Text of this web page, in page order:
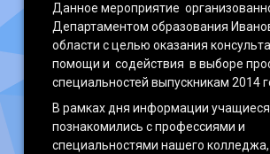
Данное мероприятие
Департаментом образования
области с целью оказания
помощи и содействия в выборе
специальностей выпускникам 2014
В рамках дня информации учащиеся
познакомились с профессиями и
специальностями нашего колледжа,